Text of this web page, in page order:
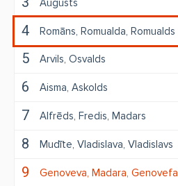
Augusts
4 Romāns Romualda Romualds
5 Arvils Osvalds
6 Aisma Askolds
7 Alfrēds Fredis Madars
8 Mudīte Vladislava Vladislavs
9 Genoveva Madara Genovefa